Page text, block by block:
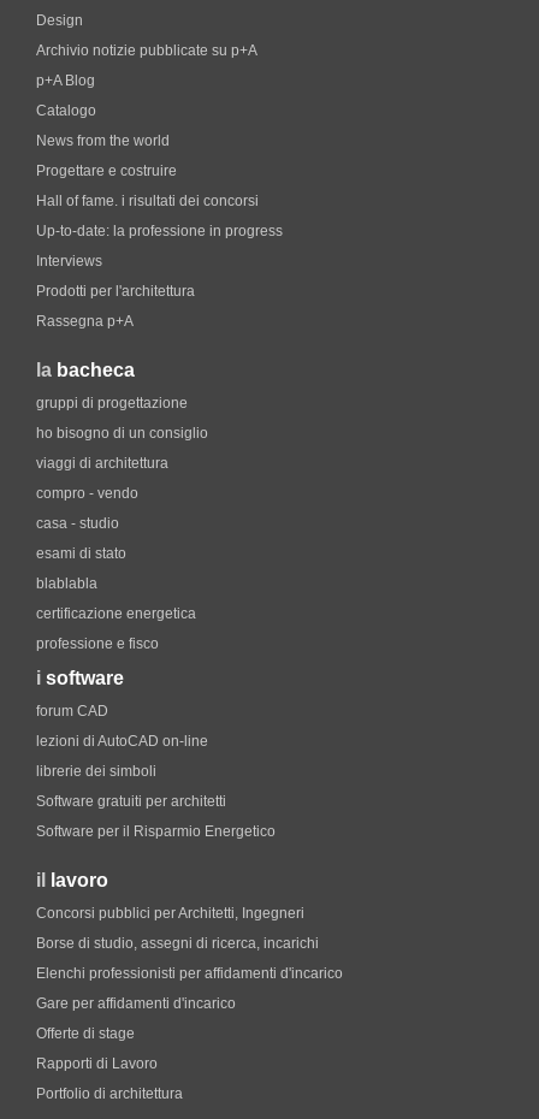
Design
Archivio notizie pubblicate su p+A
p+A Blog
Catalogo
News from the world
Progettare e costruire
Hall of fame. i risultati dei concorsi
Up-to-date: la professione in progress
Interviews
Prodotti per l'architettura
Rassegna p+A
la bacheca
gruppi di progettazione
ho bisogno di un consiglio
viaggi di architettura
compro - vendo
casa - studio
esami di stato
blablabla
certificazione energetica
professione e fisco
i software
forum CAD
lezioni di AutoCAD on-line
librerie dei simboli
Software gratuiti per architetti
Software per il Risparmio Energetico
il lavoro
Concorsi pubblici per Architetti, Ingegneri
Borse di studio, assegni di ricerca, incarichi
Elenchi professionisti per affidamenti d'incarico
Gare per affidamenti d'incarico
Offerte di stage
Rapporti di Lavoro
Portfolio di architettura